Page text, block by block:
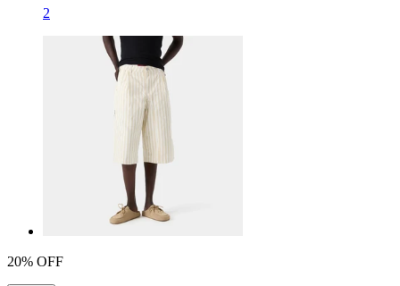
2
20% OFF